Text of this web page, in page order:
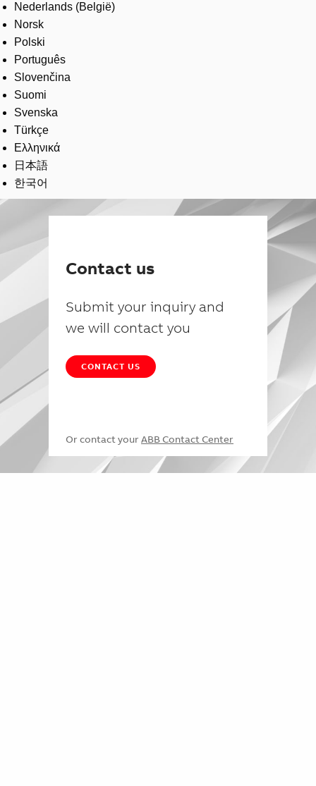
Nederlands (België)
Norsk
Polski
Português
Slovenčina
Suomi
Svenska
Türkçe
Ελληνικά
日本語
한국어
Contact us
Submit your inquiry and
we will contact you
CONTACT US
Or contact your ABB Contact Center